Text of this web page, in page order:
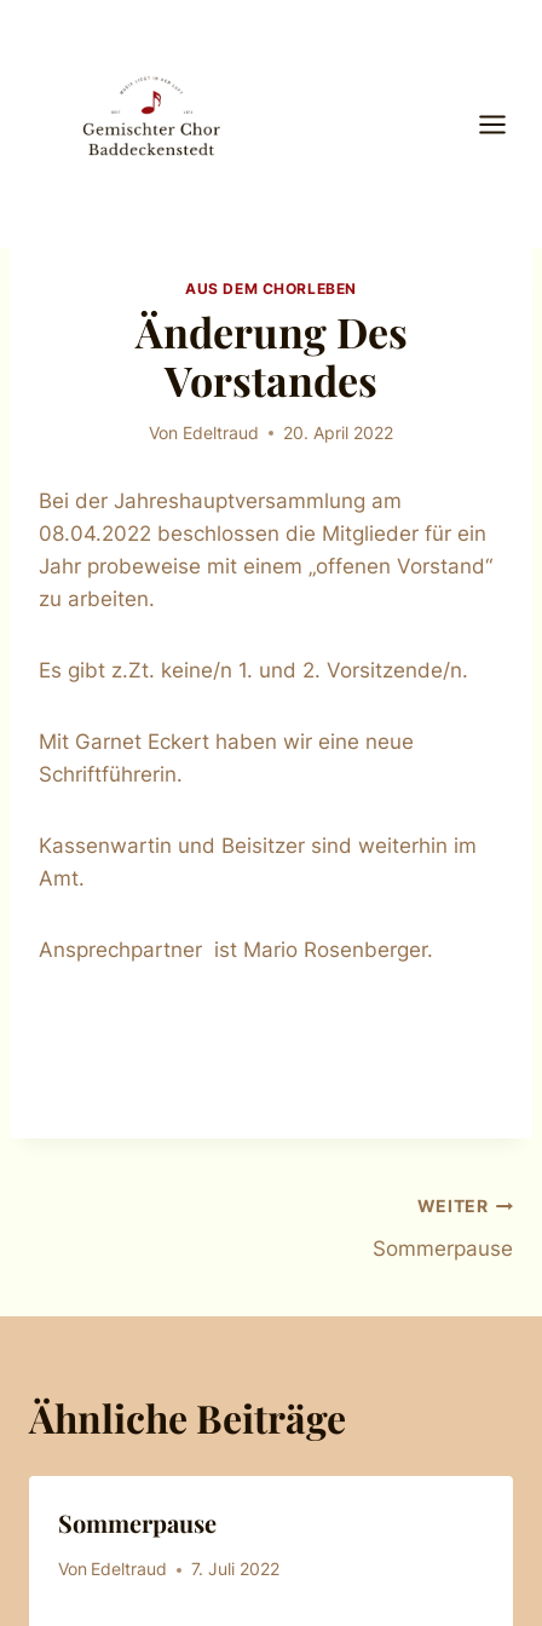
AUS DEM CHORLEBEN
Änderung Des
Vorstandes
Von Edeltraud 20. April 2022
Bei der Jahreshauptversammlung am
08.04.2022 beschlossen die Mitglieder für ein
Jahr probeweise mit einem „offenen Vorstand“
zu arbeiten.
Es gibt z.Zt. keine/n 1. und 2. Vorsitzende/n.
Mit Garnet Eckert haben wir eine neue
Schriftführerin.
Kassenwartin und Beisitzer sind weiterhin im
Amt.
Ansprechpartner ist Mario Rosenberger.
WEITER
Sommerpause
Ähnliche Beiträge
Sommerpause
Von Edeltraud 7. Juli 2022